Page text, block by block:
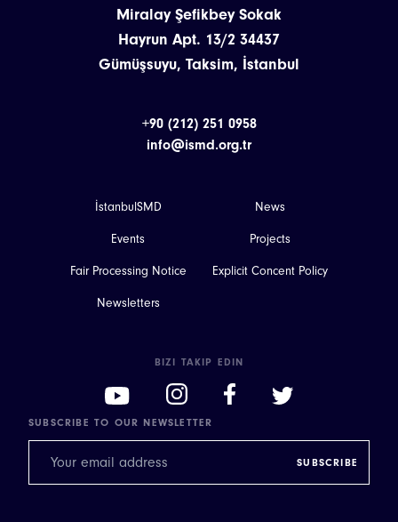
Miralay Şefikbey Sokak
Hayrun Apt. 13/2 34437
Gümüşsuyu, Taksim, İstanbul
+90 (212) 251 0958
info@ismd.org.tr
İstanbulSMD News
Events Projects
Fair Processing Notice Explicit Concent Policy
Newsletters
BIZI TAKIP EDIN
SUBSCRIBE TO OUR NEWSLETTER